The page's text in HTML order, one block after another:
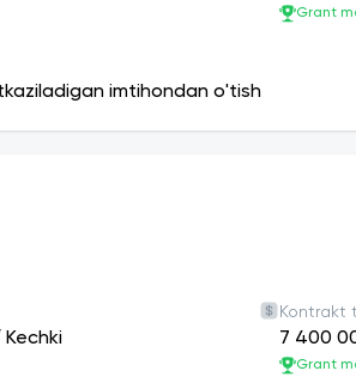
Grant
imtihondan o'tish
Kechki
Kontrakt
7 400
Grant